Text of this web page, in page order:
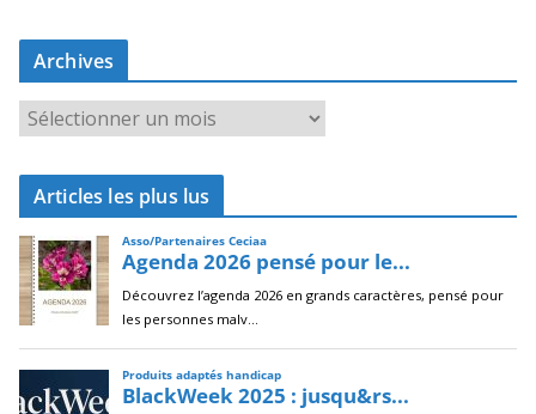
Archives
c
i
v
e
s
Articles les plus lus